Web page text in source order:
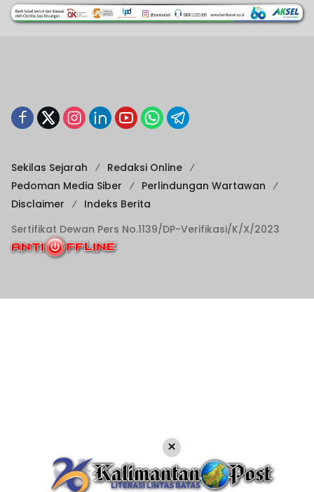
Sekilas Sejarah
Redaksi Online
Pedoman Media Siber
Perlindungan Wartawan
Disclaimer
Indeks Berita
Sertifikat Dewan Pers No.1139/DP-Verifikasi/K/X/2023
×